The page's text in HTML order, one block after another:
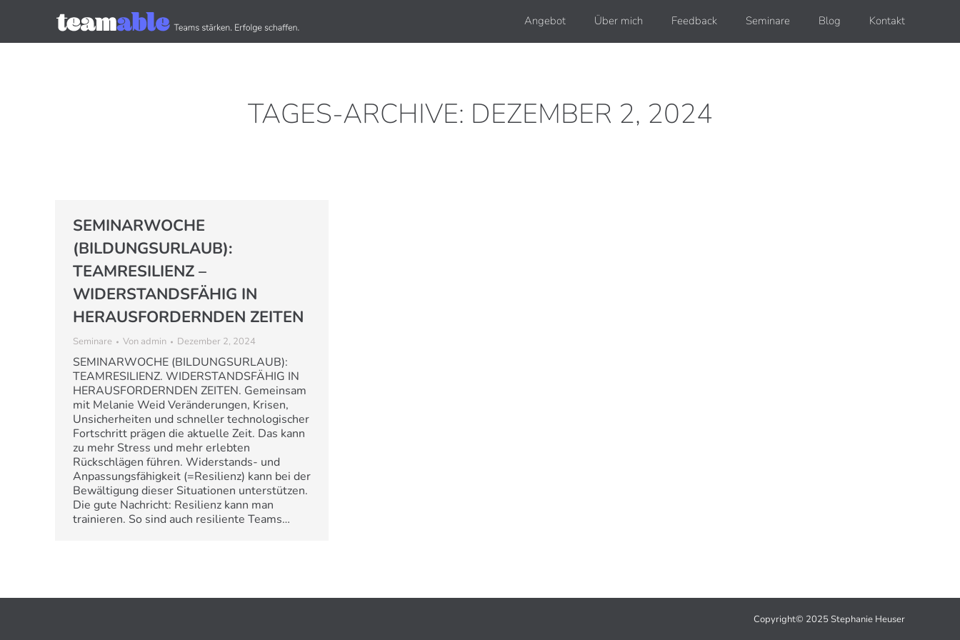
Angebot Über mich Feedback Seminare Blog Kontakt
TAGES-ARCHIVE: DEZEMBER 2, 2024
SEMINARWOCHE
(BILDUNGSURLAUB):
TEAMRESILIENZ –
WIDERSTANDSFÄHIG IN
HERAUSFORDERNDEN ZEITEN
Seminare Von admin Dezember 2, 2024
SEMINARWOCHE (BILDUNGSURLAUB):
TEAMRESILIENZ. WIDERSTANDSFÄHIG IN
HERAUSFORDERNDEN ZEITEN. Gemeinsam
mit Melanie Weid Veränderungen, Krisen,
Unsicherheiten und schneller technologischer
Fortschritt prägen die aktuelle Zeit. Das kann
zu mehr Stress und mehr erlebten
Rückschlägen führen. Widerstands- und
Anpassungsfähigkeit (=Resilienz) kann bei der
Bewältigung dieser Situationen unterstützen.
Die gute Nachricht: Resilienz kann man
trainieren. So sind auch resiliente Teams…
Copyright© 2025 Stephanie Heuser